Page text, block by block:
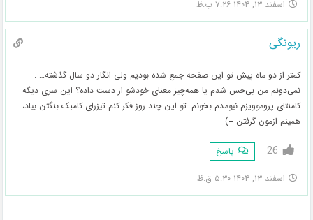
اسفند ۱۳, ۱۴۰۴ ۷:۲۶ ب.ظ
ریونگی
کمتر از دو ماه پیش تو این صفحه جمع شده بودیم ولی انگار دو سال گذشته… .
نمی‌دونم من بی‌حس شدم یا همه‌چیز معنای خودشو از دست داده؟ این سری دیگه
کامنتای پروموویزم نیومدم بخونم. تو این چند روز فکر کنم تیزرای کامبک بنگتن بیاد،
همینم ازمون گرفتن =)
26 پاسخ
اسفند ۱۳, ۱۴۰۴ ۵:۳۰ ق.ظ